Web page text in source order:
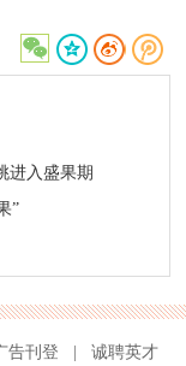
进入盛果期
”
告刊登 诚聘英才